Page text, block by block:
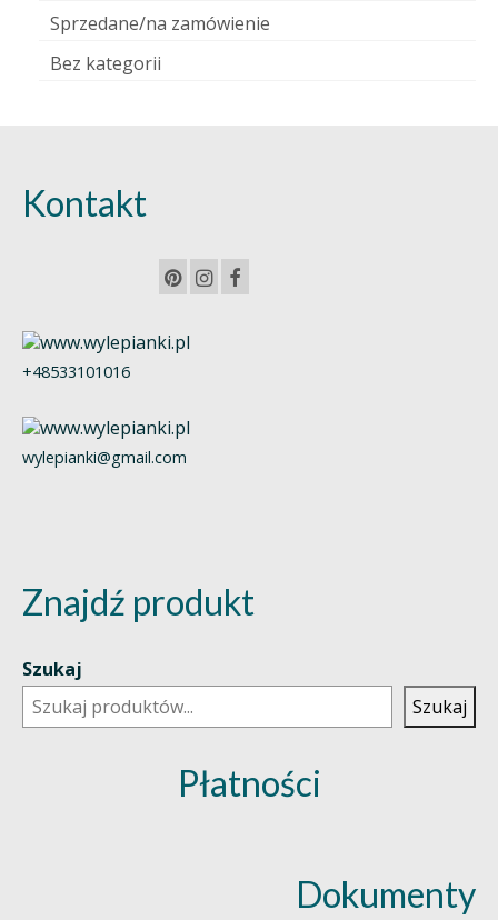
Sprzedane/na zamówienie
Bez kategorii
Kontakt
+48533101016
wylepianki@gmail.com
Znajdź produkt
Szukaj
Szukaj
Płatności
Dokumenty